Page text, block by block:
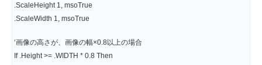
.ScaleHeight 1, msoTrue
.ScaleWidth 1, msoTrue
‘画像の高さが、画像の幅×0.8以上の場合
If .Height >= .WIDTH * 0.8 Then